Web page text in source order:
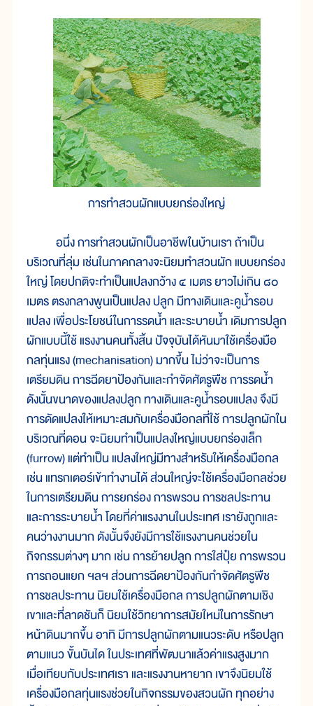
การทำสวนผักแบบยกร่องใหญ่
อนึ่ง การทำสวนผักเป็นอาชีพในบ้านเรา ถ้าเป็น
บริเวณที่ลุ่ม เช่นในภาคกลางจะนิยมทำสวนผัก แบบยกร่อง
ใหญ่ โดยปกติจะทำเป็นแปลงกว้าง ๔ เมตร ยาวไม่เกิน ๘๐
เมตร ตรงกลางพูนเป็นแปลง ปลูก มีทางเดินและคูน้ำรอบ
แปลง เพื่อประโยชน์ในการรดน้ำ และระบายน้ำ เดิมการปลูก
ผักแบบนี้ใช้ แรงงานคนทั้งสิ้น ปัจจุบันได้หันมาใช้เครื่องมือ
กลทุ่นแรง (mechanisation) มากขึ้น ไม่ว่าจะเป็นการ
เตรียมดิน การฉีดยาป้องกันและกำจัดศัตรูพืช การรดน้ำ
ดังนั้นขนาดของแปลงปลูก ทางเดินและคูน้ำรอบแปลง จึงมี
การดัดแปลงให้เหมาะสมกับเครื่องมือกลที่ใช้ การปลูกผักใน
บริเวณที่ดอน จะนิยมทำเป็นแปลงใหญ่แบบยกร่องเล็ก
(furrow) แต่ทำเป็น แปลงใหญ่มีทางสำหรับให้เครื่องมือกล
เช่น แทรกเตอร์เข้าทำงานได้ ส่วนใหญ่จะใช้เครื่องมือกลช่วย
ในการเตรียมดิน การยกร่อง การพรวน การชลประทาน
และการระบายน้ำ โดยที่ค่าแรงงานในประเทศ เรายังถูกและ
คนว่างงานมาก ดังนั้นจึงยังมีการใช้แรงงานคนช่วยใน
กิจกรรมต่างๆ มาก เช่น การย้ายปลูก การใส่ปุ๋ย การพรวน
การถอนแยก ฯลฯ ส่วนการฉีดยาป้องกันกำจัดศัตรูพืช
การชลประทาน นิยมใช้เครื่องมือกล การปลูกผักตามเชิง
เขาและที่ลาดชันก็ นิยมใช้วิทยาการสมัยใหม่ในการรักษา
หน้าดินมากขึ้น อาทิ มีการปลูกผักตามแนวระดับ หรือปลูก
ตามแนว ขั้นบันได ในประเทศที่พัฒนาแล้วค่าแรงสูงมาก
เมื่อเทียบกับประเทศเรา และแรงงานหายาก เขาจึงนิยมใช้
เครื่องมือกลทุ่นแรงช่วยในกิจกรรมของสวนผัก ทุกอย่าง